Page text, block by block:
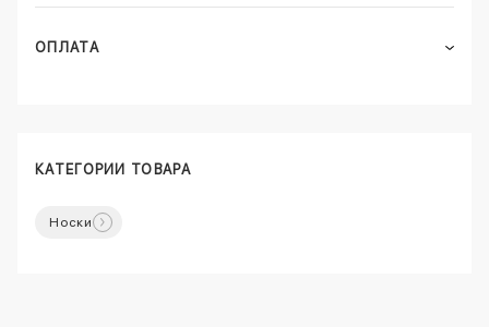
ОПЛАТА
КАТЕГОРИИ ТОВАРА
Носки